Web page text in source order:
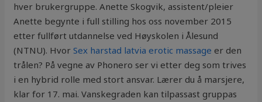
hver brukergruppe. Anette Skogvik, assistent/pleier
Anette begynte i full stilling hos oss november 2015
etter fullført utdannelse ved Høyskolen i Ålesund
(NTNU). HvorSex harstad latvia erotic massage er den
trålen? På vegne av Phonero ser vi etter deg som trives
i en hybrid rolle med stort ansvar. Lærer du å marsjere,
klar for 17. mai. Vanskegraden kan tilpassast gruppas